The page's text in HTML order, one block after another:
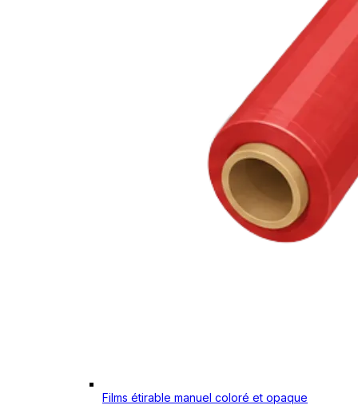
Films étirable manuel coloré et opaque